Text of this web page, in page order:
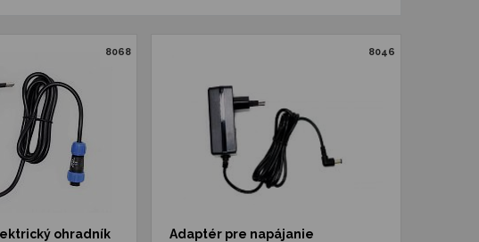
8068
ohradník
8046
Adaptér pre napájanie